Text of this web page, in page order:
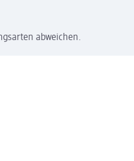
abweichen.